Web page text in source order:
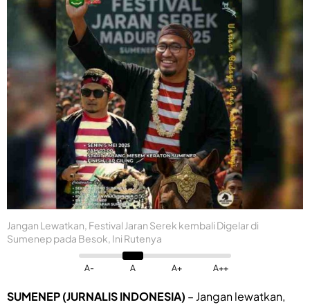
Jangan Lewatkan, Festival Jaran Serek kembali Digelar di
Sumenep pada Besok, Ini Rutenya
A- A A+ A++
SUMENEP (JURNALIS INDONESIA) – Jangan lewatkan,